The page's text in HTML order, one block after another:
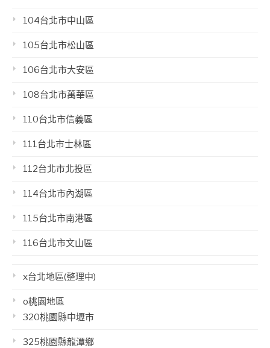
104台北市中山區
105台北市松山區
106台北市大安區
108台北市萬華區
110台北市信義區
111台北市士林區
112台北市北投區
114台北市內湖區
115台北市南港區
116台北市文山區
x台北地區(整理中)
o桃園地區
320桃園縣中壢市
325桃園縣龍潭鄉